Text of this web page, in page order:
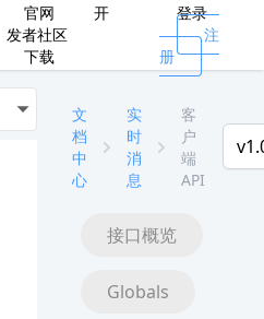
官网
开
发者社区
下载
登录
注
册
文
档
中
心
实
时
消
息
客
户
端
API
接口概览
Globals